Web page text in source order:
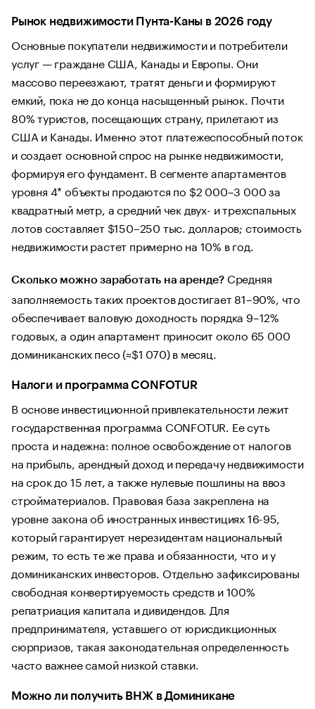
Рынок недвижимости Пунта-Каны в 2026 году
Основные покупатели недвижимости и потребители
услуг — граждане США, Канады и Европы. Они
массово переезжают, тратят деньги и формируют
емкий, пока не до конца насыщенный рынок. Почти
80% туристов, посещающих страну, прилетают из
США и Канады. Именно этот платежеспособный поток
и создает основной спрос на рынке недвижимости,
формируя его фундамент. В сегменте апартаментов
уровня 4* объекты продаются по $2 000–3 000 за
квадратный метр, а средний чек двух- и трехспальных
лотов составляет $150–250 тыс. долларов; стоимость
недвижимости растет примерно на 10% в год.
Сколько можно заработать на аренде? Средняя
заполняемость таких проектов достигает 81–90%, что
обеспечивает валовую доходность порядка 9–12%
годовых, а один апартамент приносит около 65 000
доминиканских песо (≈$1 070) в месяц.
Налоги и программа CONFOTUR
В основе инвестиционной привлекательности лежит
государственная программа CONFOTUR. Ее суть
проста и надежна: полное освобождение от налогов
на прибыль, арендный доход и передачу недвижимости
на срок до 15 лет, а также нулевые пошлины на ввоз
стройматериалов. Правовая база закреплена на
уровне закона об иностранных инвестициях 16-95,
который гарантирует нерезидентам национальный
режим, то есть те же права и обязанности, что и у
доминиканских инвесторов. Отдельно зафиксированы
свободная конвертируемость средств и 100%
репатриация капитала и дивидендов. Для
предпринимателя, уставшего от юрисдикционных
сюрпризов, такая законодательная определенность
часто важнее самой низкой ставки.
Можно ли получить ВНЖ в Доминикане